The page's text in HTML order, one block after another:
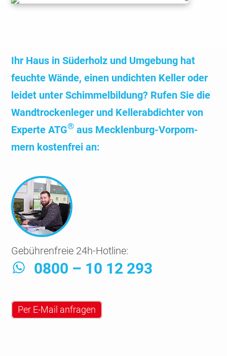
Ihr Haus in Süderholz und Umge­bung hat
feuchte Wände, einen undichten Keller oder
leidet unter Schimmel­bildung? Rufen Sie die
Wand­trocken­leger und Kellerabdichter von
Experte ATG® aus Mecklen­burg-Vorpom­
mern kosten­frei an:
Gebührenfreie 24h-Hotline:
0800 – 10 12 293
Per E-Mail anfragen